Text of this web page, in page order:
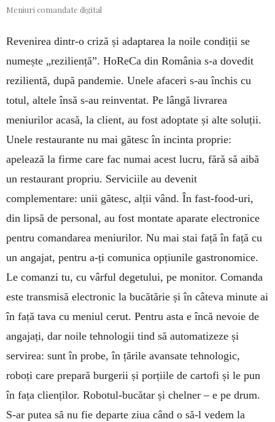
Meniuri comandate digital
Revenirea dintr-o criză și adaptarea la noile condiții se
numește „reziliență”. HoReCa din România s-a dovedit
rezilientă, după pandemie. Unele afaceri s-au închis cu
totul, altele însă s-au reinventat. Pe lângă livrarea
meniurilor acasă, la client, au fost adoptate și alte soluții.
Unele restaurante nu mai gătesc în incinta proprie:
apelează la firme care fac numai acest lucru, fără să aibă
un restaurant propriu. Serviciile au devenit
complementare: unii gătesc, alții vând. În fast-food-uri,
din lipsă de personal, au fost montate aparate electronice
pentru comandarea meniurilor. Nu mai stai față în față cu
un angajat, pentru a-ți comunica opțiunile gastronomice.
Le comanzi tu, cu vârful degetului, pe monitor. Comanda
este transmisă electronic la bucătărie și în câteva minute ai
în față tava cu meniul cerut. Pentru asta e încă nevoie de
angajați, dar noile tehnologii tind să automatizeze și
servirea: sunt în probe, în țările avansate tehnologic,
roboți care prepară burgerii și porțiile de cartofi și le pun
în fața clienților. Robotul-bucătar și chelner – e pe drum.
S-ar putea să nu fie departe ziua când o să-l vedem la